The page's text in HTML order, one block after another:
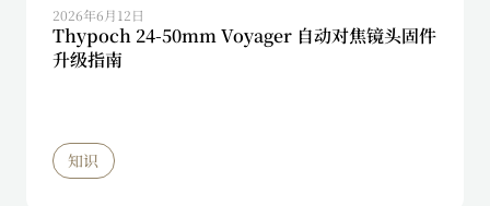
2026年6月12日
Thypoch 24-50mm Voyager 自动对焦镜头固件
升级指南
知识